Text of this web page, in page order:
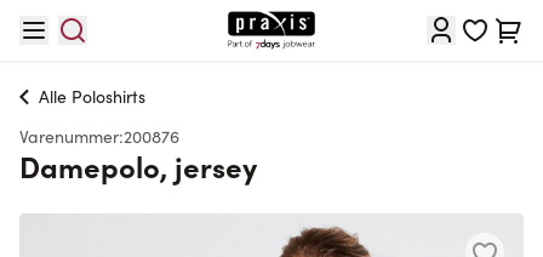
Cart
Alle Poloshirts
Varenummer:200876
Damepolo, jersey